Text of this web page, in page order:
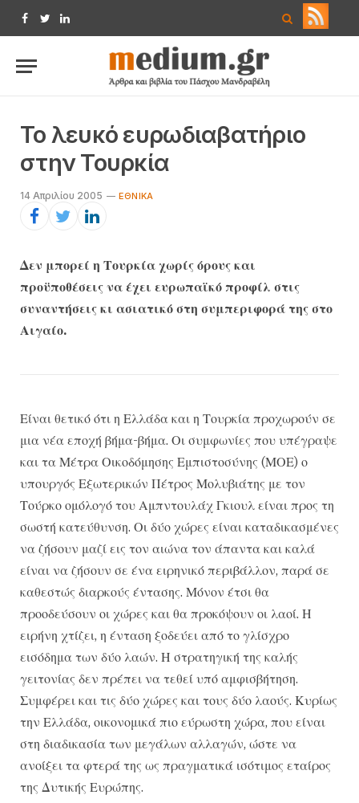
Facebook
TwitterLinkedIn
Το λευκό ευρωδιαβατήριο
στην Τουρκία
14 Απριλίου 2005 ΕΘΝΙΚΆ
Δεν μπορεί η Τουρκία χωρίς όρους και
προϋποθέσεις να έχει ευρωπαϊκό προφίλ στις
συναντήσεις κι ασιατικό στη συμπεριφορά της στο
Αιγαίο.
Είναι θετικό ότι η Ελλάδα και η Τουρκία προχωρούν σε
μια νέα εποχή βήμα-βήμα. Οι συμφωνίες που υπέγραψε
και τα Μέτρα Οικοδόμησης Εμπιστοσύνης (ΜΟΕ) ο
υπουργός Εξωτερικών Πέτρος Μολυβιάτης με τον
Τούρκο ομόλογό του Αμπντουλάχ Γκιουλ είναι προς τη
σωστή κατεύθυνση. Οι δύο χώρες είναι καταδικασμένες
να ζήσουν μαζί εις τον αιώνα τον άπαντα και καλά
είναι να ζήσουν σε ένα ειρηνικό περιβάλλον, παρά σε
καθεστώς διαρκούς έντασης. Μόνον έτσι θα
προοδεύσουν οι χώρες και θα προκόψουν οι λαοί. Η
ειρήνη χτίζει, η ένταση ξοδεύει από το γλίσχρο
εισόδημα των δύο λαών. Η στρατηγική της καλής
γειτονίας δεν πρέπει να τεθεί υπό αμφισβήτηση.
Συμφέρει και τις δύο χώρες και τους δύο λαούς. Κυρίως
την Ελλάδα, οικονομικά πιο εύρωστη χώρα, που είναι
στη διαδικασία των μεγάλων αλλαγών, ώστε να
ανοίξει τα φτερά της ως πραγματικά ισότιμος εταίρος
της Δυτικής Ευρώπης.